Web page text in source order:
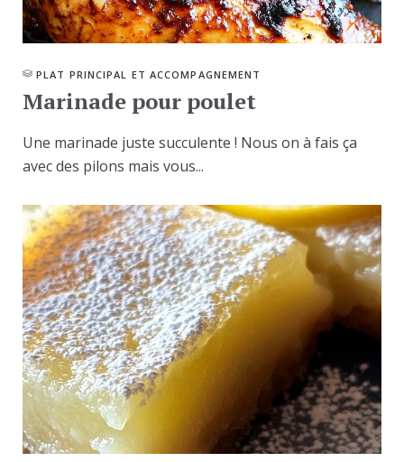
PLAT PRINCIPAL ET ACCOMPAGNEMENT
Marinade pour poulet
Une marinade juste succulente ! Nous on à fais ça
avec des pilons mais vous...